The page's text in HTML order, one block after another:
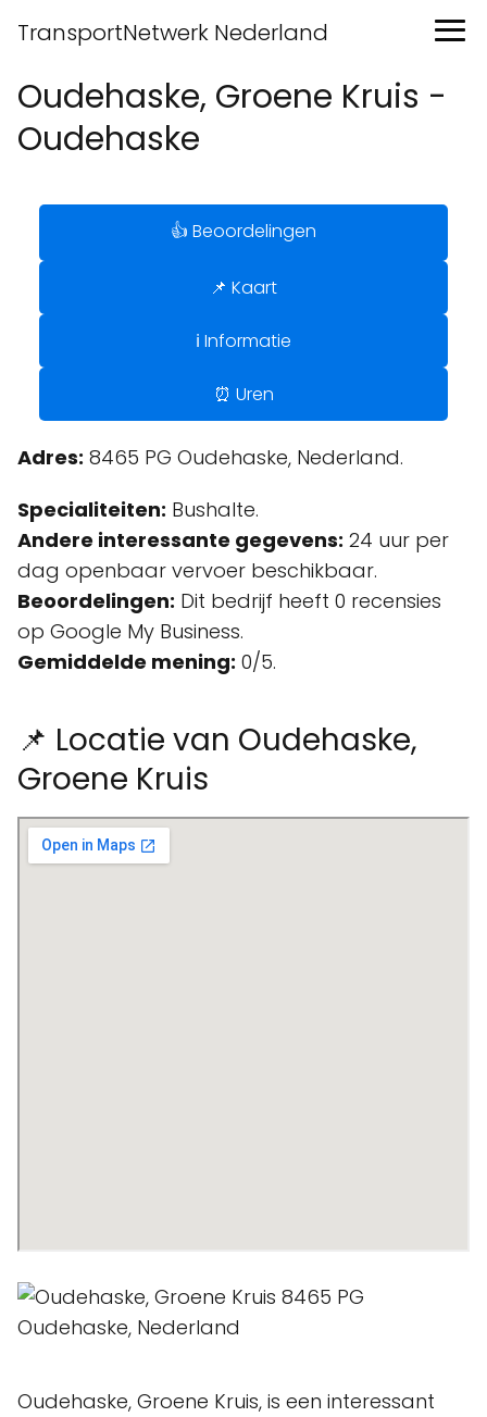
TransportNetwerk Nederland
Oudehaske, Groene Kruis -
Oudehaske
👍 Beoordelingen
📌 Kaart
ℹ️ Informatie
⏰ Uren
Adres: 8465 PG Oudehaske, Nederland.
Specialiteiten: Bushalte.
Andere interessante gegevens: 24 uur per
dag openbaar vervoer beschikbaar.
Beoordelingen: Dit bedrijf heeft 0 recensies
op Google My Business.
Gemiddelde mening: 0/5.
📌 Locatie van Oudehaske,
Groene Kruis
Oudehaske, Groene Kruis, is een interessant